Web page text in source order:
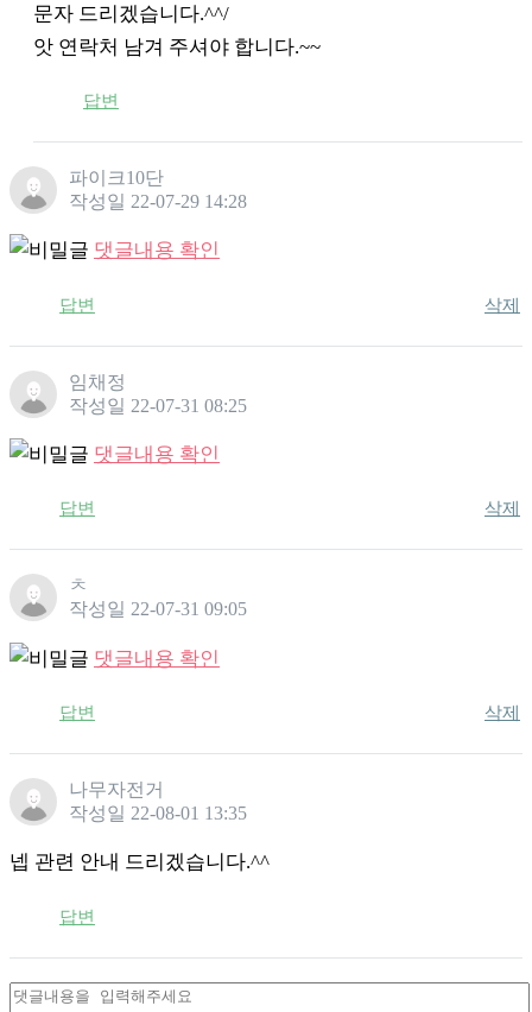
문자 드리겠습니다.^^/
앗 연락처 남겨 주셔야 합니다.~~
답변
파이크10단
작성일 22-07-29 14:28
댓글내용 확인
답변 삭제
임채정
작성일 22-07-31 08:25
댓글내용 확인
답변 삭제
ㅊ
작성일 22-07-31 09:05
댓글내용 확인
답변 삭제
나무자전거
작성일 22-08-01 13:35
넵 관련 안내 드리겠습니다.^^
답변